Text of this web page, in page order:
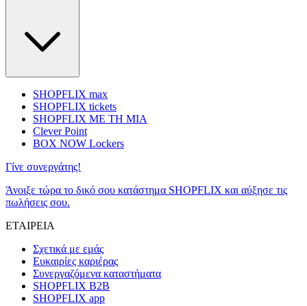
SHOPFLIX max
SHOPFLIX tickets
SHOPFLIX ΜΕ ΤΗ ΜΙΑ
Clever Point
BOX NOW Lockers
Γίνε συνεργάτης!
Άνοιξε τώρα το δικό σου κατάστημα SHOPFLIX και αύξησε τις
πωλήσεις σου.
ΕΤΑΙΡΕΙΑ
Σχετικά με εμάς
Ευκαιρίες καριέρας
Συνεργαζόμενα καταστήματα
SHOPFLIX B2B
SHOPFLIX app